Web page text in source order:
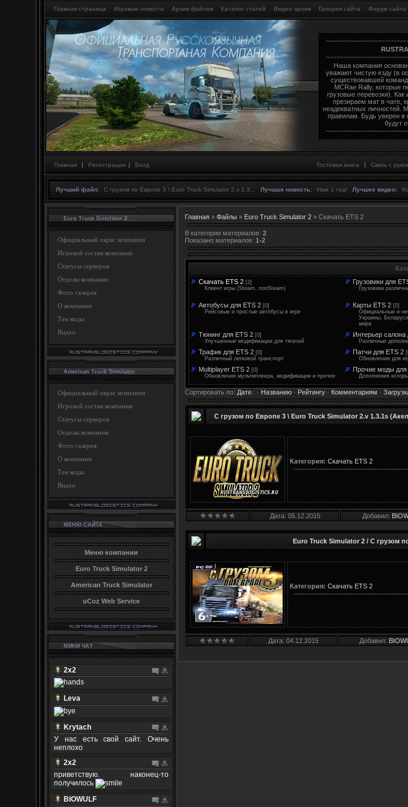
Главная страница Игровые новости Архив файлов Каталог статей Видео архив Галерея сайта Форум сайта
Наша компания
уважают чистую езду (в
существовавшей
MCRae Rally, которые
грузовые перевозки).
презираем мат в чате,
неадекватных личностей.
правилам. Будь уверен в
будут
Главная | Регистрация | Вход Гостевая книга | Связь с
Лучший файл: С грузом по Европе 3 \ Euro Truck Simulator 2.v 1.3... Лучшая новость: Нам 1 год! Лучшее видео:
Euro Truck Simulator 2
Официальный окрас компании
Игровой состав компании
Статусы серверов
Отделы компании
Фото галерея
О компании
Тен коды
Видео
American Truck Simulator
Официальный окрас компании
Игровой состав компании
Статусы серверов
Отделы компании
Фото галерея
О компании
Тен коды
Видео
МЕНЮ САЙТА
Меню компании
Euro Truck Simulator 2
American Truck Simulator
uCoz Web Service
МИНИ ЧАТ
Главная » Файлы » Euro Truck Simulator 2 » Скачать ETS 2
В категории материалов: 2
Показано материалов: 1-2
Скачать ETS 2 [2]
Клиент игры (Steam, nonSteam)
Грузовики для
Грузовики
Автобусы для ETS 2 [0]
Рейсовые и простые автобусы в игре
Карты ETS 2 [0]
Официальные и
Украины,
мира
Тюнинг для ETS 2 [0]
Улучшенные модификации для тягачей
Интерьер салона
Различные
Трафик для ETS 2 [0]
Различный легковой транспорт
Патчи для ETS 2
Обновления для
Multiplayer ETS 2 [0]
Обновления мультиплеера, модификации и прочее
Прочие моды для
Дополнения
Сортировать по: Дате · Названию · Рейтингу · Комментариям ·
С грузом по Европе 3 \ Euro Truck Simulator 2.v 1.3.1s
Категория:Скачать ETS 2
Дата: 05.12.2015 Добавил:
Euro Truck Simulator 2 / С грузом
Категория:Скачать ETS 2
Дата: 04.12.2015 Добавил: